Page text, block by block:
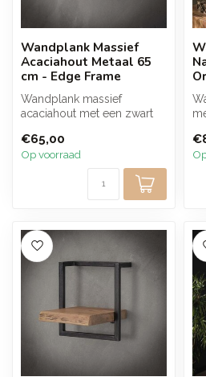
Wandplank Massief
Acaciahout Metaal 65
cm - Edge Frame
Wandplank massief
acaciahout met een zwart
De natuurlij...
€65,00
Op voorraad